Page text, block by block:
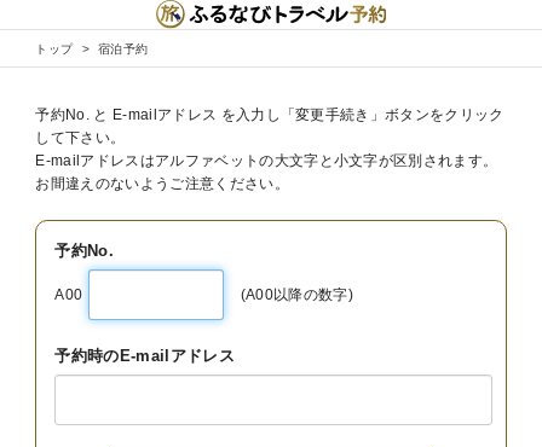
トップ 宿泊予約
予約No. と E-mailアドレス を入力し「変更手続き」ボタンをクリック
して下さい。
E-mailアドレスはアルファベットの大文字と小文字が区別されます。
お間違えのないようご注意ください。
予約No.
A00 (A00以降の数字)
予約時のE-mailアドレス